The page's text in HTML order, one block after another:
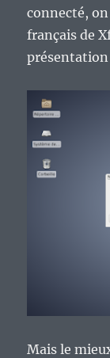
connecté,
français de
Mais le